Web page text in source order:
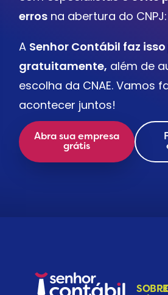
erros na abertura do CNPJ:
A Senhor Contábil faz
gratuitamente, além de
escolha da CNAE. Vamos
acontecer juntos!
Abra sua empresa
grátis
SOBRE